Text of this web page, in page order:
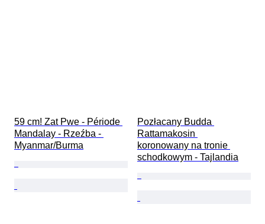
59 cm! Zat Pwe - Période
Mandalay - Rzeźba -
Myanmar/Burma
Pozłacany Budda
Rattamakosin
koronowany na tronie
schodkowym - Tajlandia